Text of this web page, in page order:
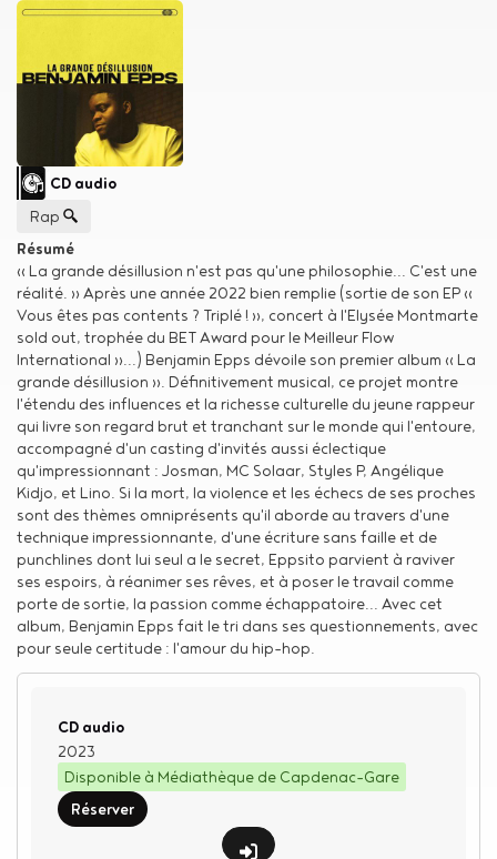
Type de support matériel
CD audio
Genre musical
Rap
Résumé
« La grande désillusion n'est pas qu'une philosophie... C'est une
réalité. » Après une année 2022 bien remplie (sortie de son EP «
Vous êtes pas contents ? Triplé ! », concert à l'Elysée Montmarte
sold out, trophée du BET Award pour le Meilleur Flow
International »...) Benjamin Epps dévoile son premier album « La
grande désillusion ». Définitivement musical, ce projet montre
l'étendu des influences et la richesse culturelle du jeune rappeur
qui livre son regard brut et tranchant sur le monde qui l'entoure,
accompagné d'un casting d'invités aussi éclectique
qu'impressionnant : Josman, MC Solaar, Styles P, Angélique
Kidjo, et Lino. Si la mort, la violence et les échecs de ses proches
sont des thèmes omniprésents qu'il aborde au travers d'une
technique impressionnante, d'une écriture sans faille et de
punchlines dont lui seul a le secret, Eppsito parvient à raviver
ses espoirs, à réanimer ses rêves, et à poser le travail comme
porte de sortie, la passion comme échappatoire... Avec cet
album, Benjamin Epps fait le tri dans ses questionnements, avec
pour seule certitude : l'amour du hip-hop.
Type de support matériel
CD audio
2023
Disponible à Médiathèque de Capdenac-Gare
Réserver